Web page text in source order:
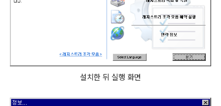
설치한 뒤 실행 화면